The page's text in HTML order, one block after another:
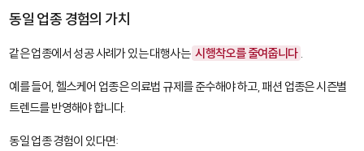
동일 업종 경험의 가치
같은 업종에서 성공 사례가 있는 대행사는 시행착오를 줄여줍니다
예를 들어, 헬스케어 업종은 의료법 규제를 준수해야 하고, 패션 업종은 시즌별
트렌드를 반영해야 합니다.
동일 업종 경험이 있다면: